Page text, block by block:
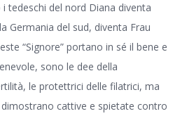
tedeschi del nord Diana diventa
Germania del sud, diventa Frau
“Signore” portano in sé il bene e
sono le dee della
le protettrici delle filatrici, ma
cattive e spietate contro